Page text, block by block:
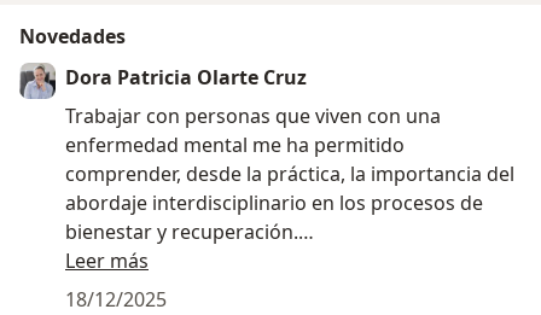
Novedades
Dora Patricia Olarte Cruz
Trabajar con personas que viven con una
enfermedad mental me ha permitido
comprender, desde la práctica, la importancia del
abordaje interdisciplinario en los procesos de
bienestar y recuperación.
Como parte de equipos de trabajo integrados por
Leer más
18/12/2025